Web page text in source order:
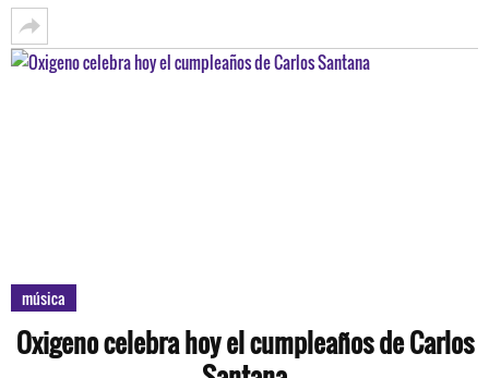
música
Oxigeno celebra hoy el cumpleaños de Carlos